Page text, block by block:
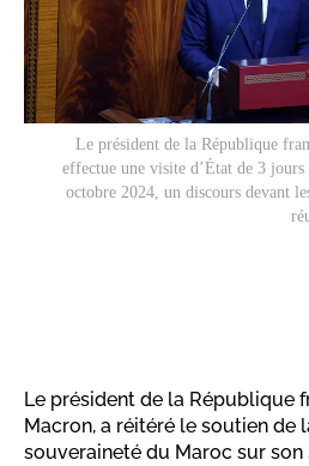
Le président de la République
effectue une visite d’État de 3
octobre 2024, un discours devant
Le président de la République
Macron, a réitéré le soutien de
souveraineté du Maroc sur son